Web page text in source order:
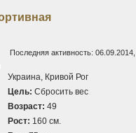
Последняя активность:
Украина, Кривой Рог
Цель: Сбросить вес
Возраст: 49
Рост: 160 см.